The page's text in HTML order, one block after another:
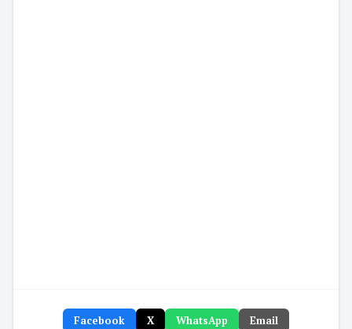
Facebook X WhatsApp
Email